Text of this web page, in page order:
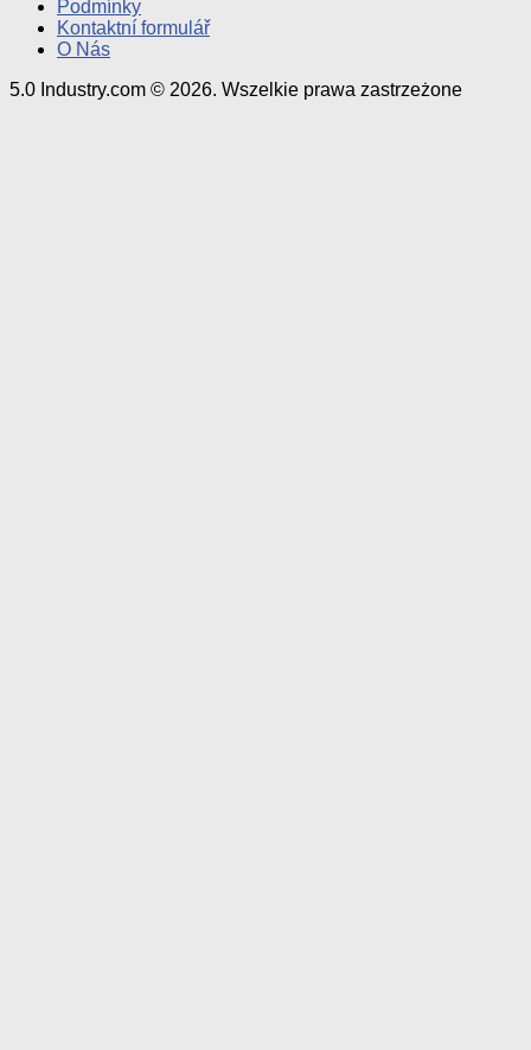
Podmínky
Kontaktní formulář
O Nás
5.0 Industry.com © 2026. Wszelkie prawa zastrzeżone